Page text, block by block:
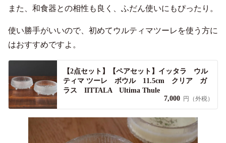
また、和食器との相性も良く、ふだん使いにもぴったり。
使い勝手がいいので、初めてウルティマツーレを使う方に
はおすすめですよ。
【2点セット】【ペアセット】イッタラ ウル
ティマ ツーレ ボウル 11.5cm クリア ガ
ラス IITTALA Ultima Thule
7,000 円（外税）